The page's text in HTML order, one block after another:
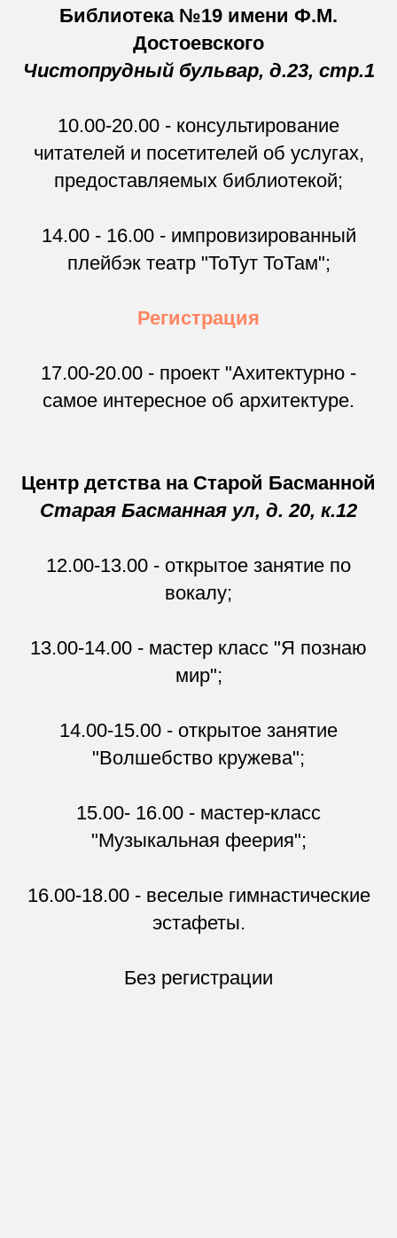
Библиотека №19 имени Ф.М.
Достоевского
Чистопрудный бульвар, д.23, стр.1
10.00-20.00 - консультирование
читателей и посетителей об услугах,
предоставляемых библиотекой;
14.00 - 16.00 - импровизированный
плейбэк театр "ТоТут ТоТам";
Регистрация
17.00-20.00 - проект "Ахитектурно -
самое интересное об архитектуре.
Центр детства на Старой Басманной
Старая Басманная ул, д. 20, к.12
12.00-13.00 - открытое занятие по
вокалу;
13.00-14.00 - мастер класс "Я познаю
мир";
14.00-15.00 - открытое занятие
"Волшебство кружева";
15.00- 16.00 - мастер-класс
"Музыкальная феерия";
16.00-18.00 - веселые гимнастические
эстафеты.
Без регистрации